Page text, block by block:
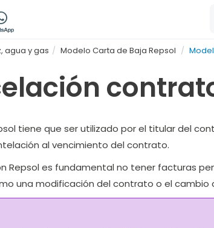
agua y gas Modelo Carta de Baja Repsol
tiene que ser utilizado por el titular del
al vencimiento del contrato.
Repsol es fundamental no tener facturas
una modificación del contrato o el